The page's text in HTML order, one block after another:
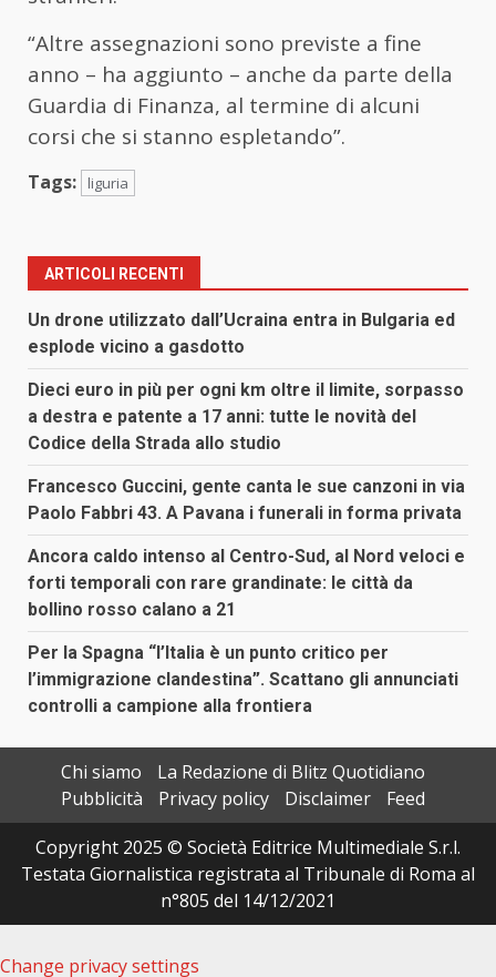
“Altre assegnazioni sono previste a fine
anno – ha aggiunto – anche da parte della
Guardia di Finanza, al termine di alcuni
corsi che si stanno espletando”.
Tags: liguria
ARTICOLI RECENTI
Un drone utilizzato dall’Ucraina entra in Bulgaria ed
esplode vicino a gasdotto
Dieci euro in più per ogni km oltre il limite, sorpasso
a destra e patente a 17 anni: tutte le novità del
Codice della Strada allo studio
Francesco Guccini, gente canta le sue canzoni in via
Paolo Fabbri 43. A Pavana i funerali in forma privata
Ancora caldo intenso al Centro-Sud, al Nord veloci e
forti temporali con rare grandinate: le città da
bollino rosso calano a 21
Per la Spagna “l’Italia è un punto critico per
l’immigrazione clandestina”. Scattano gli annunciati
controlli a campione alla frontiera
Chi siamo
La Redazione di Blitz Quotidiano
Pubblicità
Privacy policy Disclaimer
Feed
Copyright 2025 © Società Editrice Multimediale S.r.l.
Testata Giornalistica registrata al Tribunale di Roma al
n°805 del 14/12/2021
Change privacy settings